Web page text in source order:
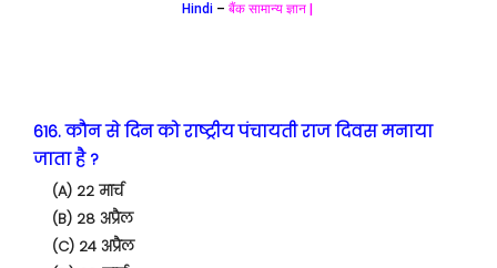
Hindi– बैंक सामान्य ज्ञान |
616. कौन से दिन को राष्ट्रीय पंचायती राज दिवस मनाया
जाता है ?
(A) 22 मार्च
(B) 28 अप्रैल
(C) 24 अप्रैल